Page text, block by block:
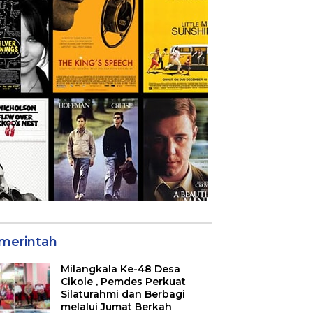
Milangkala Ke-48 Desa
Cikole , Pemdes Perkuat
Silaturahmi dan Berbagi
melalui Jumat Berkah